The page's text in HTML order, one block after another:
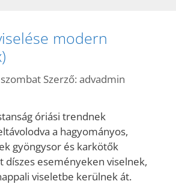
modern
Szerző: advadmin
óriási trendnek
a hagyományos,
gyöngysor és karkötők
díszes eseményeken viselnek,
viseletbe kerülnek át.